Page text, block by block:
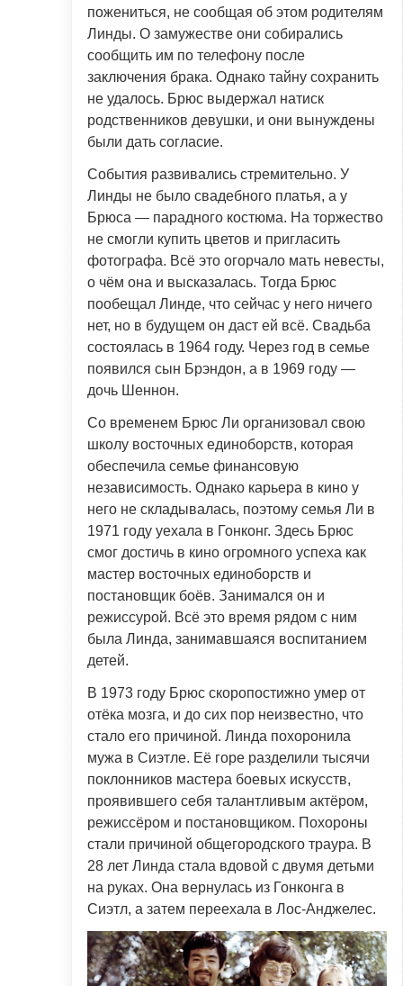
пожениться, не сообщая об этом родителям
Линды. О замужестве они собирались
сообщить им по телефону после
заключения брака. Однако тайну сохранить
не удалось. Брюс выдержал натиск
родственников девушки, и они вынуждены
были дать согласие.
События развивались стремительно. У
Линды не было свадебного платья, а у
Брюса — парадного костюма. На торжество
не смогли купить цветов и пригласить
фотографа. Всё это огорчало мать невесты,
о чём она и высказалась. Тогда Брюс
пообещал Линде, что сейчас у него ничего
нет, но в будущем он даст ей всё. Свадьба
состоялась в 1964 году. Через год в семье
появился сын Брэндон, а в 1969 году —
дочь Шеннон.
Со временем Брюс Ли организовал свою
школу восточных единоборств, которая
обеспечила семье финансовую
независимость. Однако карьера в кино у
него не складывалась, поэтому семья Ли в
1971 году уехала в Гонконг. Здесь Брюс
смог достичь в кино огромного успеха как
мастер восточных единоборств и
постановщик боёв. Занимался он и
режиссурой. Всё это время рядом с ним
была Линда, занимавшаяся воспитанием
детей.
В 1973 году Брюс скоропостижно умер от
отёка мозга, и до сих пор неизвестно, что
стало его причиной. Линда похоронила
мужа в Сиэтле. Её горе разделили тысячи
поклонников мастера боевых искусств,
проявившего себя талантливым актёром,
режиссёром и постановщиком. Похороны
стали причиной общегородского траура. В
28 лет Линда стала вдовой с двумя детьми
на руках. Она вернулась из Гонконга в
Сиэтл, а затем переехала в Лос-Анджелес.